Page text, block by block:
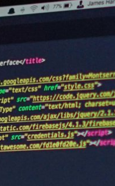
© 2023 All Rights Reserved.